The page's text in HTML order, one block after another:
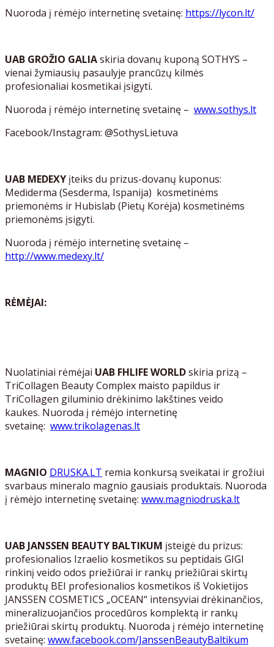
Nuoroda į rėmėjo internetinę svetainę: https://lycon.lt/
UAB GROŽIO GALIAskiria dovanų kuponą SOTHYS –
vienai žymiausių pasaulyje prancūzų kilmės
profesionaliai kosmetikai įsigyti.
Nuoroda į rėmėjo internetinę svetainę – www.sothys.lt
Facebook/Instagram: @SothysLietuva
UAB MEDEXY įteiks du prizus-dovanų kuponus:
Mediderma (Sesderma, Ispanija) kosmetinėms
priemonėms ir Hubislab (Pietų Korėja) kosmetinėms
priemonėms įsigyti.
Nuoroda į rėmėjo internetinę svetainę –
http://www.medexy.lt/
RĖMĖJAI:
Nuolatiniai rėmėjai UAB FHLIFE WORLDskiria prizą –
TriCollagen Beauty Complex maisto papildus ir
TriCollagen giluminio drėkinimo lakštines veido
kaukes. Nuoroda į rėmėjo internetinę
svetainę: www.trikolagenas.lt
MAGNIO DRUSKA.LT remia konkursą sveikatai ir grožiui
svarbaus mineralo magnio gausiais produktais. Nuoroda
į rėmėjo internetinę svetainę: www.magniodruska.lt
UAB JANSSEN BEAUTY BALTIKUM įsteigė du prizus:
profesionalios Izraelio kosmetikos su peptidais GIGI
rinkinį veido odos priežiūrai ir rankų priežiūrai skirtų
produktų BEI profesionalios kosmetikos iš Vokietijos
JANSSEN COSMETICS „OCEAN“ intensyviai drėkinančios,
mineralizuojančios procedūros komplektą ir rankų
priežiūrai skirtų produktų. Nuoroda į rėmėjo internetinę
svetainę: www.facebook.com/JanssenBeautyBaltikum